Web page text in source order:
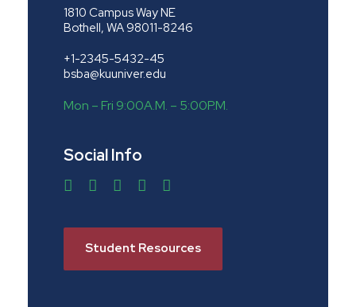
1810 Campus Way NE
Bothell, WA 98011-8246
+1-2345-5432-45
bsba@kuuniver.edu
Mon – Fri 9:00A.M. – 5:00P.M.
Social Info
Student Resources